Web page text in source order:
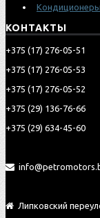
Кондиционеры
КОНТАКТЫ
‎+375 (17) 276-05-51
‎+375 (17) 276-05-53
‎+375 (17) 276-05-52
‎‎+375 (29) 136-76-66
‎‎+375 (29) 634-45-60
Липковский